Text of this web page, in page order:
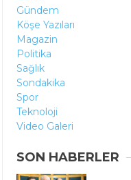
Gündem
Köşe Yazıları
Magazin
Politika
Sağlık
Sondakika
Spor
Teknoloji
Video Galeri
SON HABERLER